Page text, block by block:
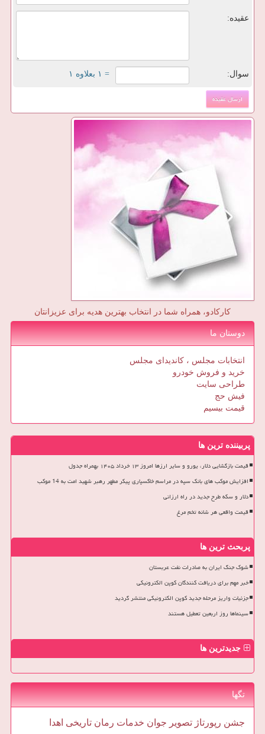
عقیده:
سوال: = ۱ بعلاوه ۱
کارکادو، همراه شما در انتخاب بهترین هدیه برای عزیزانتان
دوستان ما
انتخابات مجلس ، کاندیدای مجلس
خرید و فروش خودرو
طراحی سایت
فیش حج
قیمت بیسیم
پربیننده ترین ها
قیمت بازگشایی دلار، یورو و سایر ارزها امروز ۱۳ خرداد ۱۴۰۵ بهمراه جدول
افزایش موکب های بانک سپه در مراسم خاکسپاری پیکر مطهر رهبر شهید امت به 14 موکب
دلار و سکه طرح جدید در راه ارزانی
قیمت واقعی هر شانه تخم مرغ
پربحث ترین ها
شوک جنگ ایران به صادرات نفت عربستان
خبر مهم برای دریافت کنندگان کوپن الکترونیکی
جزئیات واریز مرحله جدید کوپن الکترونیکی منتشر گردید
سینماها روز اربعین تعطیل هستند
جدیدترین ها
تگها
جشن رپورتاژ تصویر جوان خدمات رمان تاریخی اهدا